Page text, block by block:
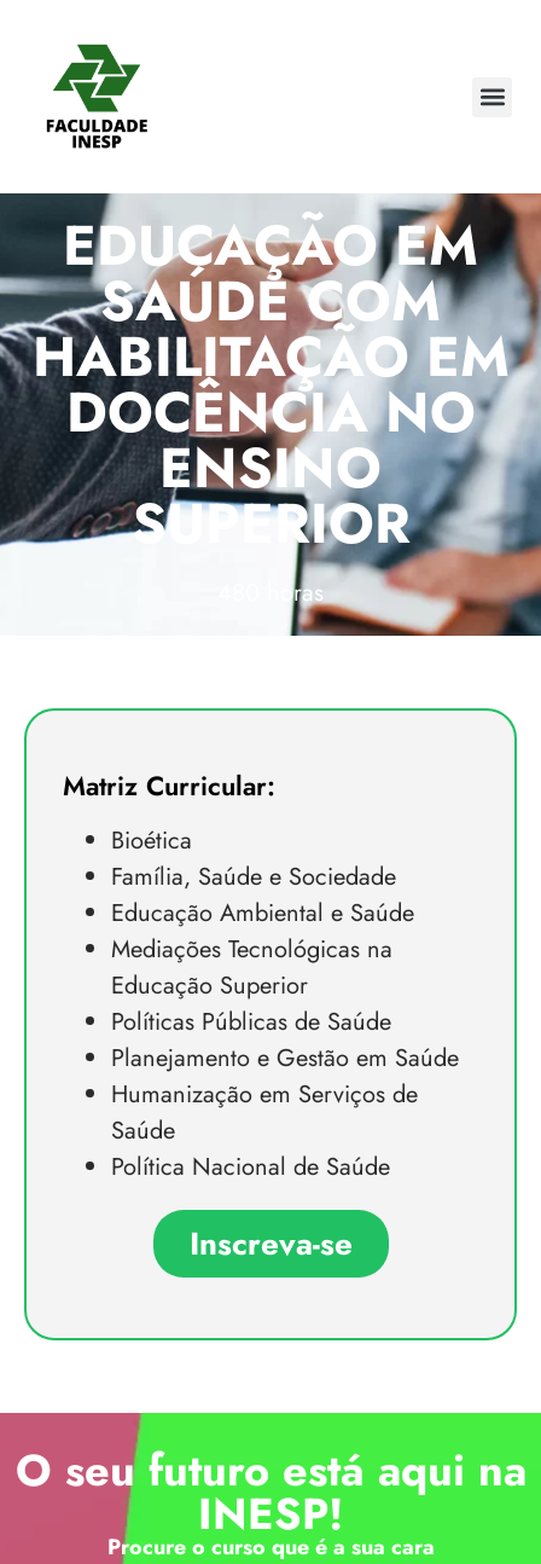
EDUCAÇÃO EM
SAÚDE COM
HABILITAÇÃO EM
DOCÊNCIA NO
ENSINO
SUPERIOR
480 horas
Matriz Curricular:
Bioética
Família, Saúde e Sociedade
Educação Ambiental e Saúde
Mediações Tecnológicas na
Educação Superior
Políticas Públicas de Saúde
Planejamento e Gestão em Saúde
Humanização em Serviços de
Saúde
Política Nacional de Saúde
Inscreva-se
O seu futuro está aqui na
INESP!
Procure o curso que é a sua cara